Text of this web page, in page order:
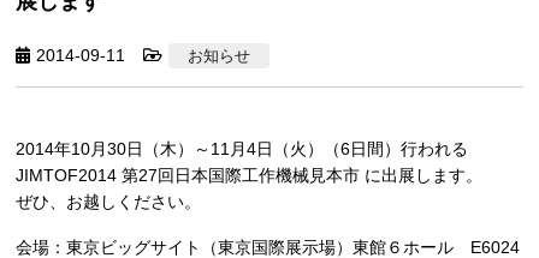
2014-09-11 お知らせ
2014年10月30日（木）～11月4日（火）（6日間）行われる
JIMTOF2014 第27回日本国際工作機械見本市 に出展します。
ぜひ、お越しください。
会場：東京ビッグサイト（東京国際展示場）東館６ホール E6024